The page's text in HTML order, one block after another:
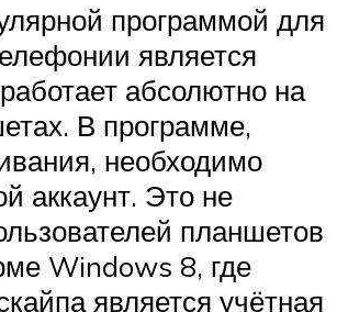
программой для
является
абсолютно на
В программе,
необходимо
аккаунт. Это не
планшетов
Windows 8, где
является учётная